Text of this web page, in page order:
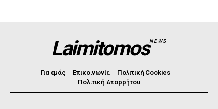
LaimitomosNEWS
Για εμάς Επικοινωνία
Πολιτική Cookies
Πολιτική Απορρήτου